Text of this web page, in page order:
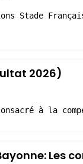
Stade
2026)
à la
Les